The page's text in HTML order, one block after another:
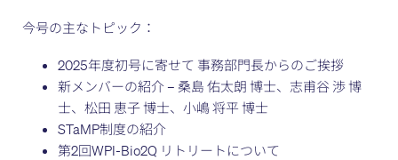
今号の主なトピック：
2025年度初号に寄せて 事務部門長からのご挨拶
新メンバーの紹介 – 桑島 佑太朗 博士、志甫谷 渉 博
士、松田 恵子 博士、小嶋 将平 博士
STaMP制度の紹介
第2回WPI-Bio2Q リトリートについて